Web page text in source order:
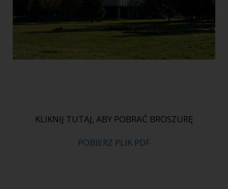
KLIKNIJ TUTAJ, ABY POBRAĆ BROSZURĘ
POBIERZ PLIK PDF